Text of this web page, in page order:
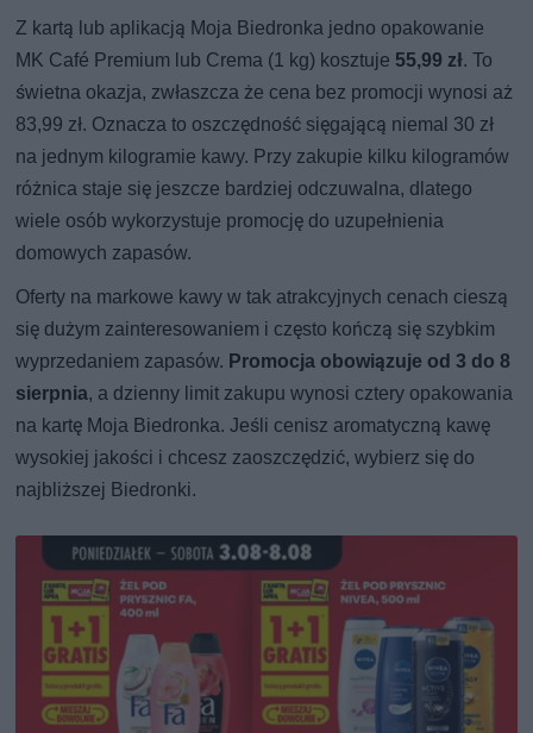
Z kartą lub aplikacją Moja Biedronka jedno opakowanie
MK Café Premium lub Crema (1 kg) kosztuje 55,99 zł. To
świetna okazja, zwłaszcza że cena bez promocji wynosi aż
83,99 zł. Oznacza to oszczędność sięgającą niemal 30 zł
na jednym kilogramie kawy. Przy zakupie kilku kilogramów
różnica staje się jeszcze bardziej odczuwalna, dlatego
wiele osób wykorzystuje promocję do uzupełnienia
domowych zapasów.
Oferty na markowe kawy w tak atrakcyjnych cenach cieszą
się dużym zainteresowaniem i często kończą się szybkim
wyprzedaniem zapasów. Promocja obowiązuje od 3 do 8
sierpnia, a dzienny limit zakupu wynosi cztery opakowania
na kartę Moja Biedronka. Jeśli cenisz aromatyczną kawę
wysokiej jakości i chcesz zaoszczędzić, wybierz się do
najbliższej Biedronki.